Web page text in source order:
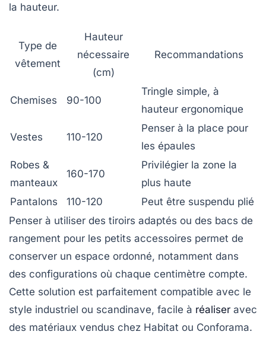
la hauteur.
Type de
vêtement
Hauteur
nécessaire
(cm)
Recommandations
Chemises 90-100
Tringle simple, à
hauteur ergonomique
Vestes 110-120
Penser à la place pour
les épaules
Robes &
manteaux
160-170
Privilégier la zone la
plus haute
Pantalons
110-120
Peut être suspendu plié
Penser à utiliser des tiroirs adaptés ou des bacs de
rangement pour les petits accessoires permet de
conserver un espace ordonné, notamment dans
des configurations où chaque centimètre compte.
Cette solution est parfaitement compatible avec le
style industriel ou scandinave, facile à réaliser avec
des matériaux vendus chez Habitat ou Conforama.